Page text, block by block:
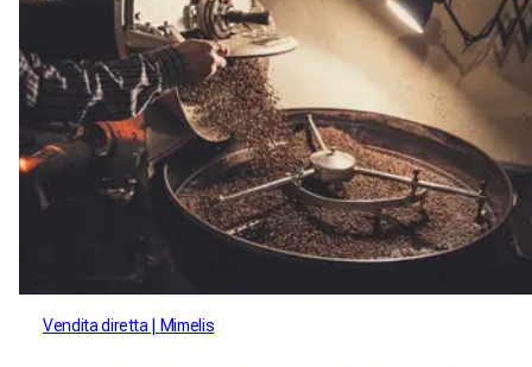
Vendita diretta Mimelis